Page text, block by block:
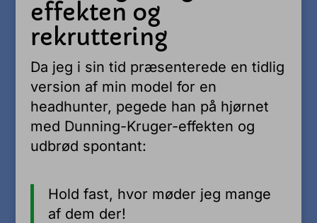
effekten og
rekruttering
Da jeg i sin tid præsenterede en tidlig
version af min model for en
headhunter, pegede han på hjørnet
med Dunning-Kruger-effekten og
udbrød spontant:
Hold fast, hvor møder jeg mange
af dem der!